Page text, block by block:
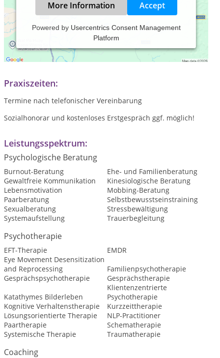
More Information Accept
Powered by Usercentrics Consent Management
Platform
Praxis für Lebens- und Beziehungsberatung, Paartherapie
Sozialhonorar möglich!
Praxiszeiten:
Termine nach telefonischer Vereinbarung
Sozialhonorar und kostenloses Erstgespräch ggf. möglich!
Leistungsspektrum:
Psychologische Beratung
Burnout-Beratung
Ehe- und Familienberatung
Gewaltfreie Kommunikation
Kinesiologische Beratung
Lebensmotivation
Mobbing-Beratung
Paarberatung
Selbstbewusstseinstraining
Sexualberatung
Stressbewältigung
Systemaufstellung
Trauerbegleitung
Psychotherapie
EFT-Therapie
EMDR
Eye Movement Desensitization
and Reprocessing
Familienpsychotherapie
Gesprächspsychotherapie
Gesprächstherapie
Katathymes Bilderleben
Klientenzentrierte
Psychotherapie
Kognitive Verhaltenstherapie
Kurzzeittherapie
Lösungsorientierte Therapie
NLP-Practitioner
Paartherapie
Schematherapie
Systemische Therapie
Traumatherapie
Coaching